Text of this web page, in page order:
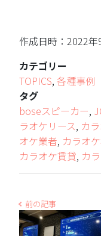
作成日時：2022年
カテゴリー
TOPICS, 各種事例
タグ
boseスピーカー,
ラオケリース, カ
オケ業者, カラオ
カラオケ賃貸, カ
前の記事